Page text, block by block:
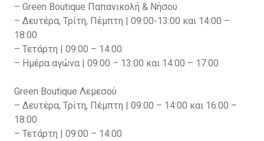
– Green Boutique Παπανικολή & Νήσου
– Δευτέρα, Τρίτη, Πέμπτη | 09:00-13:00 και 14:00 –
18:00
– Τετάρτη | 09:00 – 14:00
– Ημέρα αγώνα | 09:00 – 13:00 και 14:00 – 17:00
Green Boutique Λεμεσού
– Δευτέρα, Τρίτη, Πέμπτη | 09:00 – 14:00 και 16:00 –
18:00
– Τετάρτη | 09:00 – 14:00